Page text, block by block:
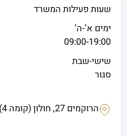
שעות פעילות המשרד
ימים א’-ה’
09:00-19:00
שישי-שבת
סגור
הרוקמים 27, חולון (קומה 4) בניין ICON3